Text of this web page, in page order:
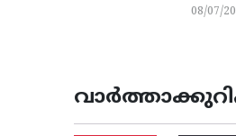
08/07/